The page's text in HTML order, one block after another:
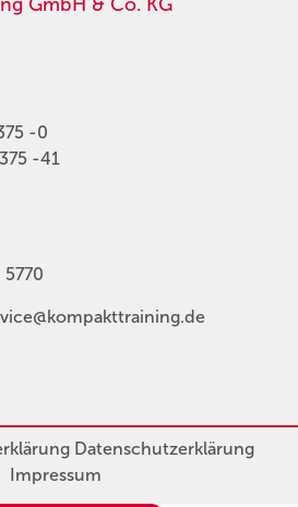
-0
-41
Datenschutzerklärung
Impressum